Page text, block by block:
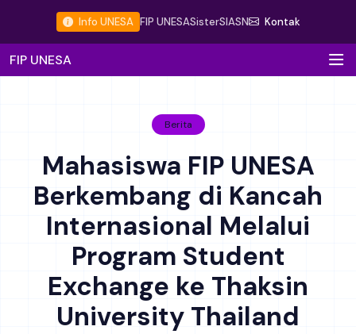
Info UNESA FIP UNESASisterSIASN Kontak
FIP UNESA
Berita
Mahasiswa FIP UNESA
Berkembang di Kancah
Internasional Melalui
Program Student
Exchange ke Thaksin
University Thailand